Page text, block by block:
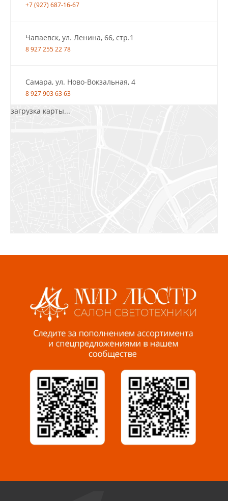
+7 (927) 687-16-67
Чапаевск, ул. Ленина, 66, стр.1
8 927 255 22 78
Самара, ул. Ново-Вокзальная, 4
8 927 903 63 63
Пенза, ул. Пролетарская, 61 ТЦ "Стройбери"
Миасс, ул. Романенко, 95
8 922 500 30 39
Сызрань, ул. Декабристов, 1А
8 927 009 54 63
Саратов, ул. Танкистов, 37 (БЦ «Дикомп»)
загрузка карты...